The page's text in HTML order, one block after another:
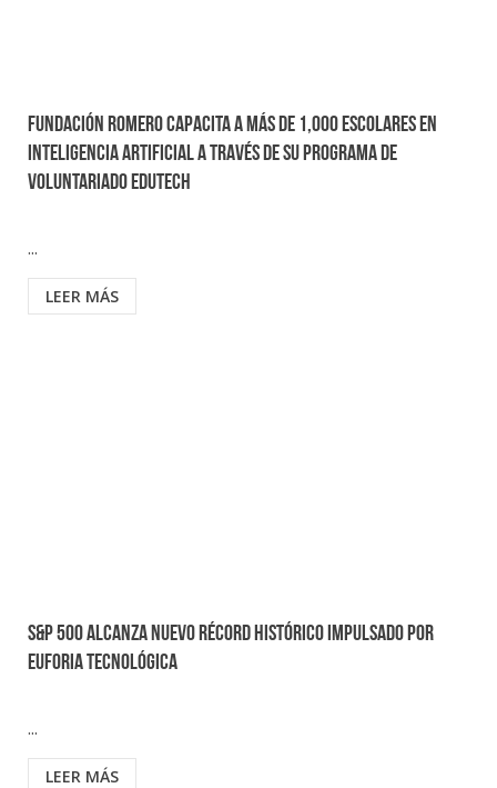
Fundación Romero capacita a más de 1,000 escolares en
Inteligencia Artificial a través de su programa de
voluntariado Edutech
...
LEER MÁS
S&P 500 alcanza nuevo récord histórico impulsado por
euforia tecnológica
...
LEER MÁS